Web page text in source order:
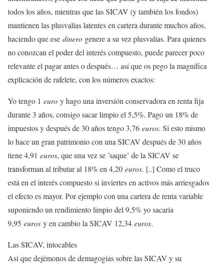
todos los años, mientras que las SICAV (y también los fondos)
mantienen las plusvalías latentes en cartera durante muchos años,
haciendo que ese dinero genere a su vez plusvalías. Para quienes
no conozcan el poder del interés compuesto, puede parecer poco
relevante el pagar antes o después… así que os pego la magnífica
explicación de rafelete, con los números exactos:
Yo tengo 1 euro y hago una inversión conservadora en renta fija
durante 3 años, consigo sacar limpio el 5,5%. Pago un 18% de
impuestos y después de 30 años tengo 3,76 euros. Si esto mismo
lo hace un gran patrimonio con una SICAV después de 30 años
tiene 4,91 euros, que una vez se ’saque’ de la SICAV se
transforman al tributar al 18% en 4,20 euros. [..] Como el truco
está en el interés compuesto si inviertes en activos más arriesgados
el efecto es mayor. Por ejemplo con una cartera de renta variable
suponiendo un rendimiento limpio del 9,5% yo sacaría
9,95 euros y en cambio la SICAV 12,34 euros.
Las SICAV, intocables
Así que dejémonos de demagogias sobre las SICAV y su